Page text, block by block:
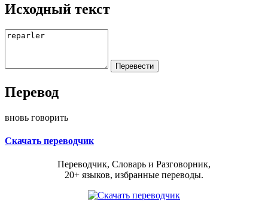
Исходный текст
Перевод
вновь говорить
Скачать переводчик
Переводчик, Словарь и Разговорник,
20+ языков, избранные переводы.